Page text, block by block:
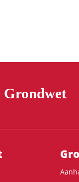
Grondwet